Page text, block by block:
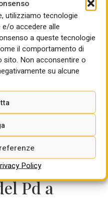
utilizziamo tecnologie
o accedere alle
a queste tecnologie
il comportamento di
sito. Non acconsentire o
su alcune
Policy
più tappe.
di avvio nel maggio
di presentazione del
di forze politiche,
sociali e
alla fase di elaborazione
dell’Agenda Urbana
quadro per il governo
l’evento conclusivo nel
documento finale di
e
due
Pd a